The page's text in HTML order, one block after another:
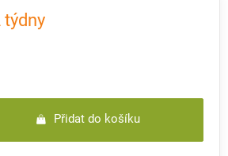
týdny
Přidat do košíku